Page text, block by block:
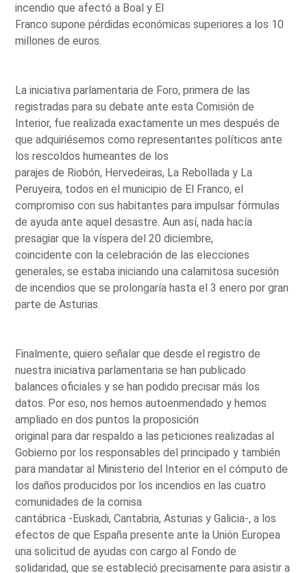
incendio que afectó a Boal y El
Franco supone pérdidas económicas superiores a los 10
millones de euros.
La iniciativa parlamentaria de Foro, primera de las
registradas para su debate ante esta Comisión de
Interior, fue realizada exactamente un mes después de
que adquiriésemos como representantes políticos ante
los rescoldos humeantes de los
parajes de Riobón, Hervedeiras, La Rebollada y La
Peruyeira, todos en el municipio de El Franco, el
compromiso con sus habitantes para impulsar fórmulas
de ayuda ante aquel desastre. Aun así, nada hacía
presagiar que la víspera del 20 diciembre,
coincidente con la celebración de las elecciones
generales, se estaba iniciando una calamitosa sucesión
de incendios que se prolongaría hasta el 3 enero por gran
parte de Asturias.
Finalmente, quiero señalar que desde el registro de
nuestra iniciativa parlamentaria se han publicado
balances oficiales y se han podido precisar más los
datos. Por eso, nos hemos autoenmendado y hemos
ampliado en dos puntos la proposición
original para dar respaldo a las peticiones realizadas al
Gobierno por los responsables del principado y también
para mandatar al Ministerio del Interior en el cómputo de
los daños producidos por los incendios en las cuatro
comunidades de la cornisa
cantábrica -Euskadi, Cantabria, Asturias y Galicia-, a los
efectos de que España presente ante la Unión Europea
una solicitud de ayudas con cargo al Fondo de
solidaridad, que se estableció precisamente para asistir a